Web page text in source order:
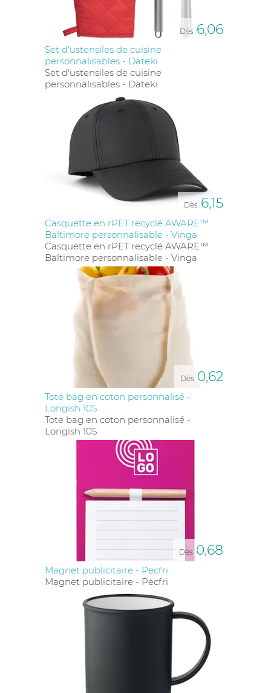
Dès 6,06
Set d'ustensiles de cuisine
personnalisables - Dateki
Set d'ustensiles de cuisine
personnalisables - Dateki
Dès 6,15
Casquette en rPET recyclé AWARE™
Baltimore personnalisable - Vinga
Casquette en rPET recyclé AWARE™
Baltimore personnalisable - Vinga
Dès 0,62
Tote bag en coton personnalisé -
Longish 105
Tote bag en coton personnalisé -
Longish 105
Dès 0,68
Magnet publicitaire - Pecfri
Magnet publicitaire - Pecfri